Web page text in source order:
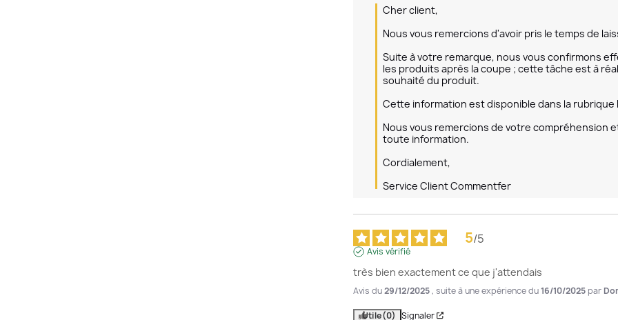
Cher client,
Nous vous remercions d'avoir pris le temps de
Suite à votre remarque, nous vous confirmons
les produits après la coupe ; cette tâche est à
souhaité du produit.
Cette information est disponible dans la rubrique
Nous vous remercions de votre compréhension
toute information.
Cordialement,
Service Client Commentfer
5/5
Avis vérifié
très bien exactement ce que j'attendais
Avis du29/12/2025, suite à une expérience du16/10/2025 par
Utile(0) Signaler